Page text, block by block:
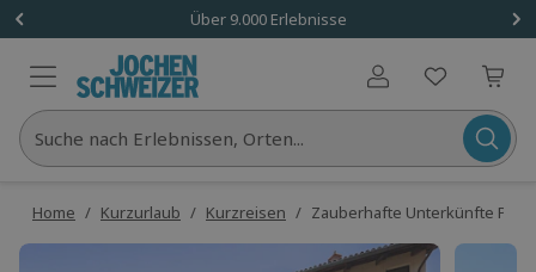
Über 9.000 Erlebnisse
Benutzerkonto
Suche nach Erlebnissen, Orten...
Home / Kurzurlaub / Kurzreisen / Zauberhafte Unterkünfte